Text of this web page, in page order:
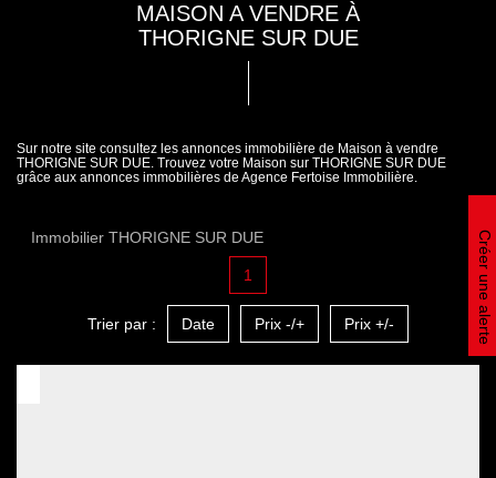
MAISON A VENDRE À
THORIGNE SUR DUE
Sur notre site consultez les annonces immobilière de Maison à vendre
THORIGNE SUR DUE. Trouvez votre Maison sur THORIGNE SUR DUE
grâce aux annonces immobilières de Agence Fertoise Immobilière.
Immobilier THORIGNE SUR DUE Créer une alerte
1
Trier par : Date Prix -/+ Prix +/-